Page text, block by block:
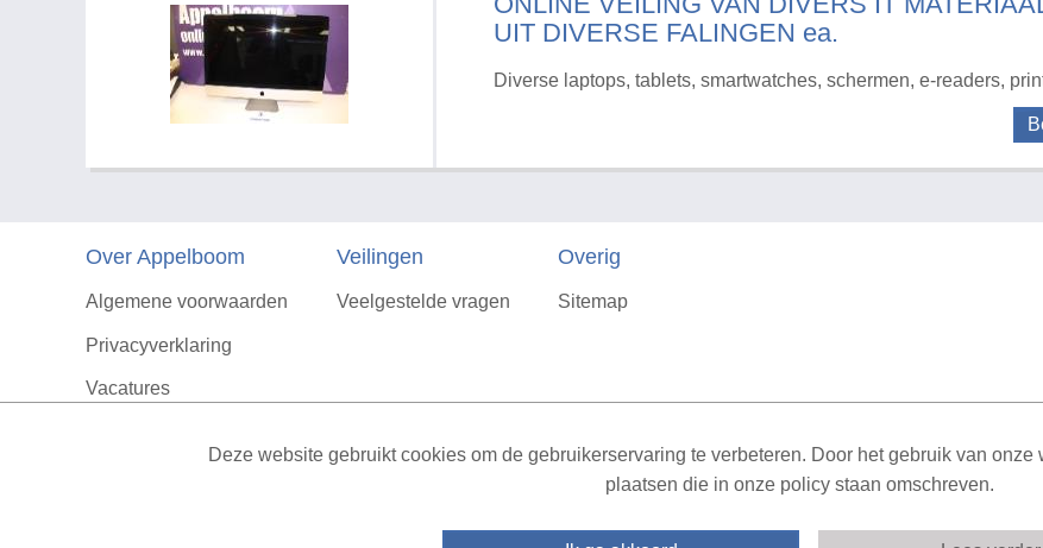
UIT DIVERSE FALINGEN ea.
Diverse laptops, tablets, smartwatches, schermen, e-readers,
Over Appelboom
Algemene voorwaarden
Privacyverklaring
Vacatures
Veilingen
Veelgestelde vragen
Overig
Sitemap
Deze website gebruikt cookies om de gebruikerservaring te verbeteren. Door het gebruik van
plaatsen die in onze policy staan omschreven.